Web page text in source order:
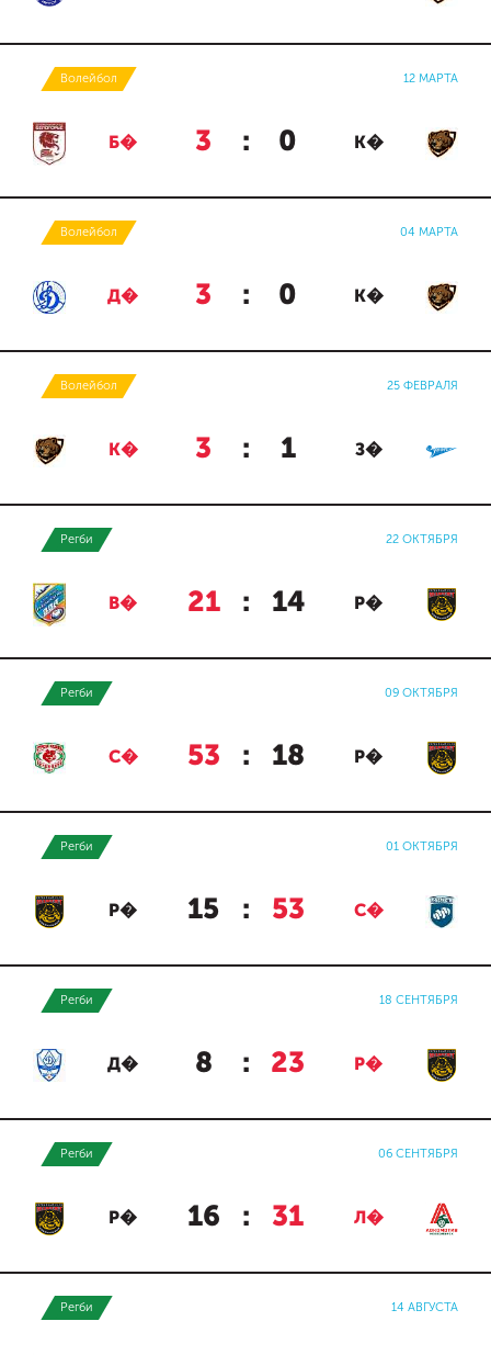
Волейбол 12 МАРТА
Б� 3 : 0 К�
Волейбол 04 МАРТА
Д� 3 : 0 К�
Волейбол 25 ФЕВРАЛЯ
К� 3 : 1 З�
Регби 22 ОКТЯБРЯ
В� 21 : 14 Р�
Регби 09 ОКТЯБРЯ
С� 53 : 18 Р�
Регби 01 ОКТЯБРЯ
Р� 15 : 53 С�
Регби 18 СЕНТЯБРЯ
Д� 8 : 23 Р�
Регби 06 СЕНТЯБРЯ
Р� 16 : 31 Л�
Регби 14 АВГУСТА